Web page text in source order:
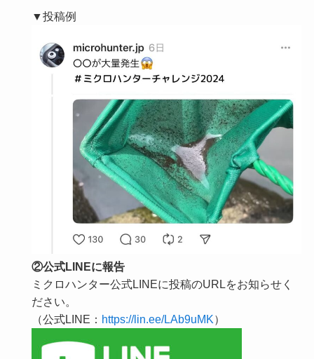
▼投稿例
②公式LINEに報告
ミクロハンター公式LINEに投稿のURLをお知らせく
ださい。
（公式LINE： https://lin.ee/LAb9uMK）